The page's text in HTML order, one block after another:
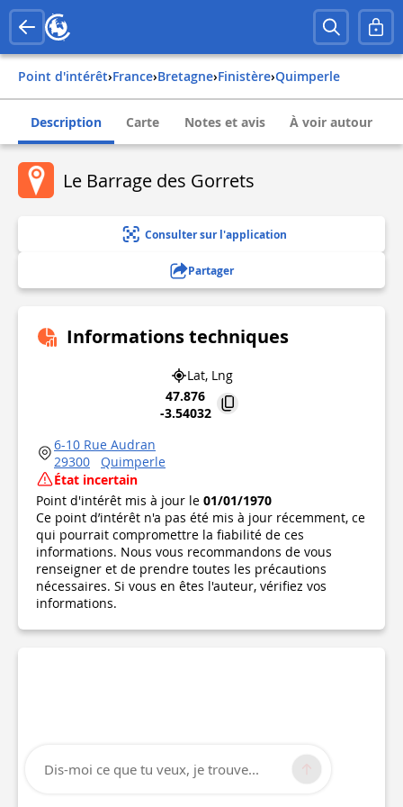
Point d'intérêt› france› bretagne› finistère› quimperle
Description Carte Notes et avis À voir autour
Le Barrage des Gorrets
Consulter sur l'application
Partager
Informations techniques
Lat, Lng
47.876
-3.54032
6-10 Rue Audran
29300
Quimperle
État incertain
Point d'intérêt mis à jour le 01/01/1970
Ce point d’intérêt n'a pas été mis à jour récemment, ce
qui pourrait compromettre la fiabilité de ces
informations. Nous vous recommandons de vous
renseigner et de prendre toutes les précautions
nécessaires. Si vous en êtes l'auteur, vérifiez vos
informations.
Dis-moi ce que tu veux, je trouve...